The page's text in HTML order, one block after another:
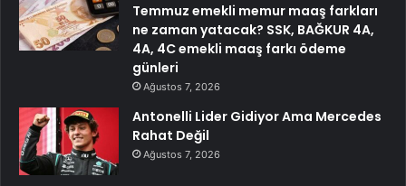
Temmuz emekli memur maaş farkları
ne zaman yatacak? SSK, BAĞKUR 4A,
4A, 4C emekli maaş farkı ödeme
günleri
Ağustos 7, 2026
Antonelli Lider Gidiyor Ama Mercedes
Rahat Değil
Ağustos 7, 2026